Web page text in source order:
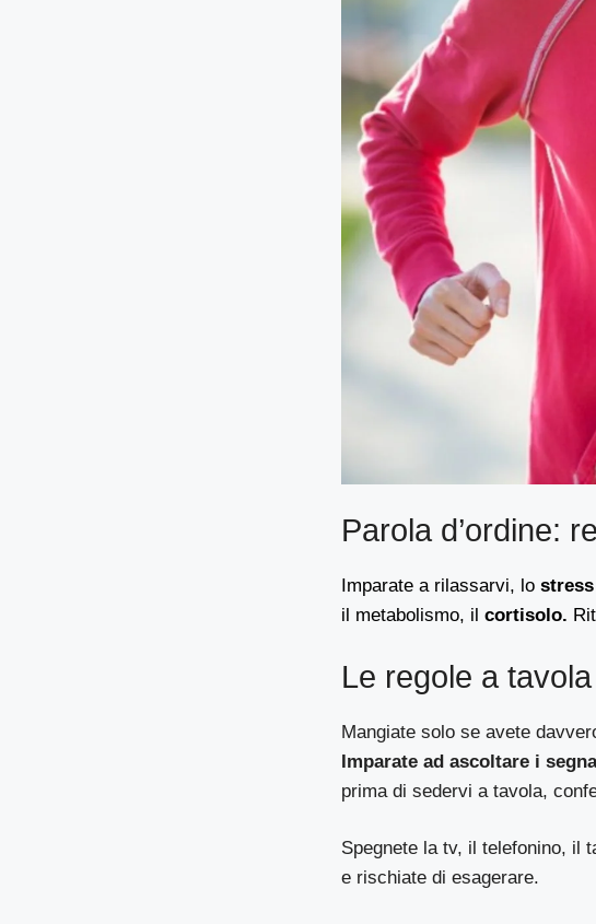
Parola d’ordine:
Imparate a rilassarvi, lo
il metabolismo, ilcortisolo.
Le regole a
Mangiate solo se avete
Imparate ad ascoltare i
prima di sedervi a tavola,
Spegnete la tv, il telefonino, il
e rischiate di esagerare.